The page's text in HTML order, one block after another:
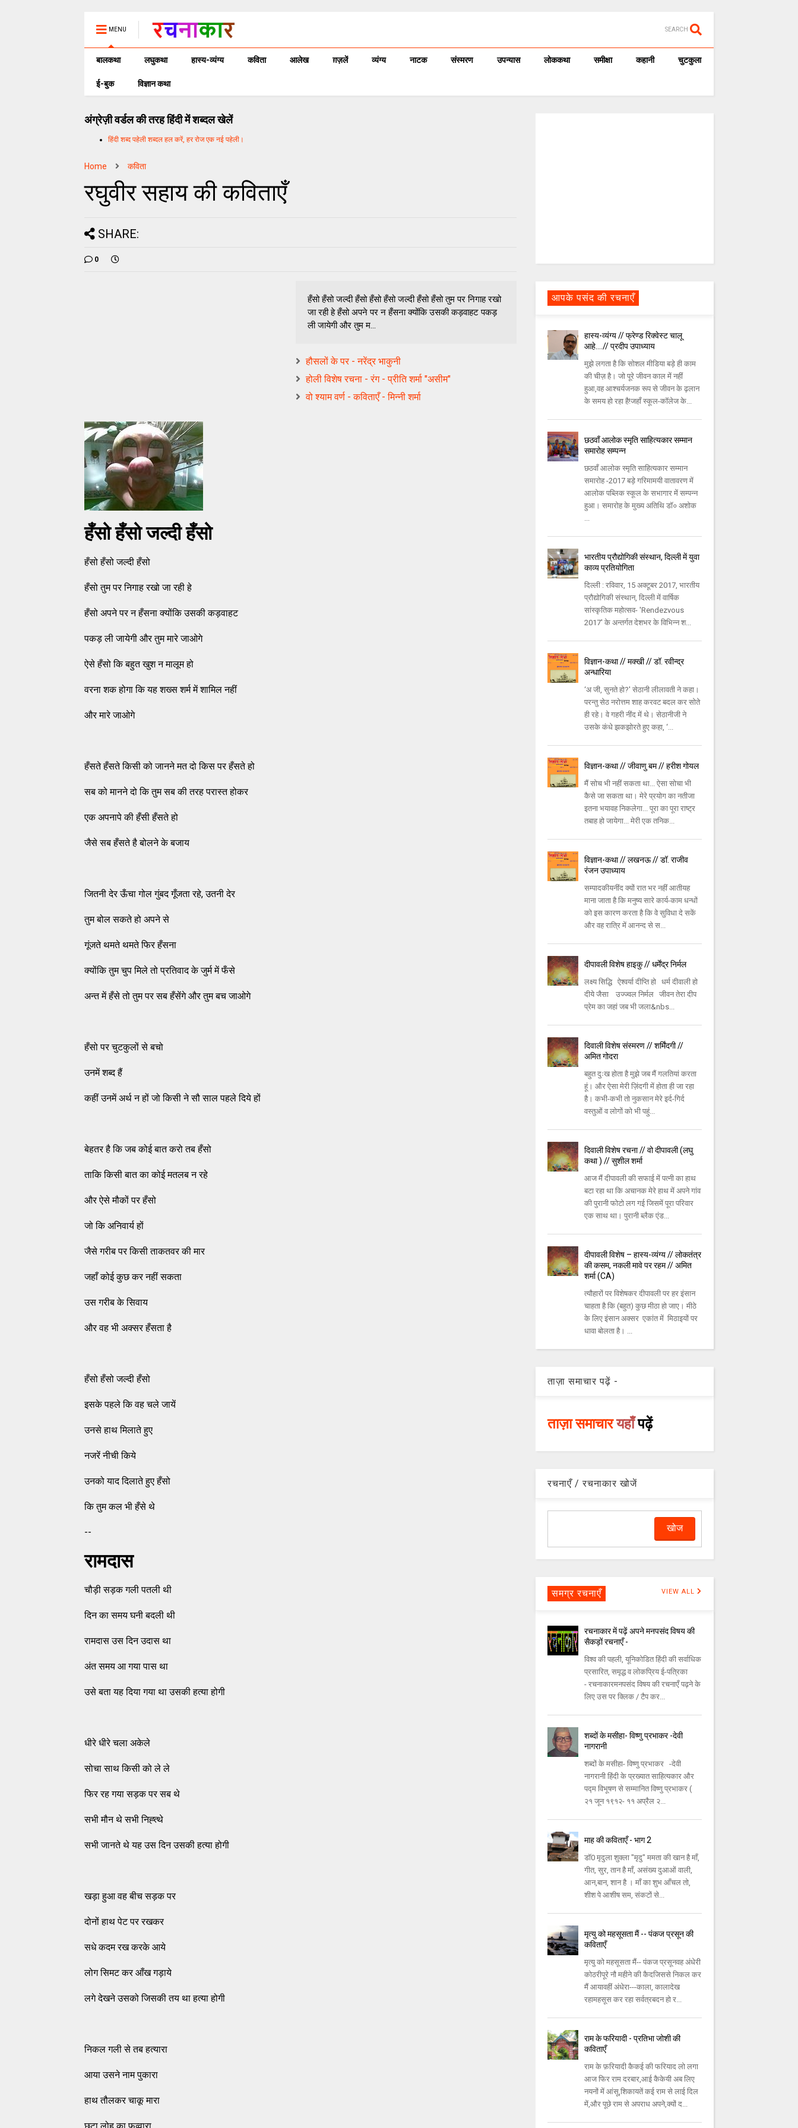
MENU SEARCH
बालकथा लघुकथा हास्य-व्यंग्य कविता आलेख ग़ज़लें व्यंग्य नाटक संस्मरण उपन्यास लोककथा समीक्षा कहानी चुटकुला
ई-बुक विज्ञान कथा
अंग्रेज़ी वर्डल की तरह हिंदी में शब्दल खेलें
हिंदी शब्द पहेली शब्दल हल करें, हर रोज एक नई पहेली।
Home कविता
रघुवीर सहाय की कविताएँ
SHARE:
0
हँसो हँसो जल्दी हँसो हँसो हँसो जल्दी हँसो हँसो तुम पर निगाह रखो
जा रही हे हँसो अपने पर न हँसना क्योंकि उसकी कड़वाहट पकड़
ली जायेगी और तुम म...
हौसलों के पर - नरेंद्र भाकुनी
होली विशेष रचना - रंग - प्रीति शर्मा "असीम"
वो श्याम वर्ण - कविताएँ - मिन्नी शर्मा
हँसो हँसो जल्दी हँसो
हँसो हँसो जल्दी हँसो
हँसो तुम पर निगाह रखो जा रही हे
हँसो अपने पर न हँसना क्योंकि उसकी कड़वाहट
पकड़ ली जायेगी और तुम मारे जाओगे
ऐसे हँसो कि बहुत खुश न मालूम हो
वरना शक होगा कि यह शख्स शर्म में शामिल नहीं
और मारे जाओगे
हँसते हँसते किसी को जानने मत दो किस पर हँसते हो
सब को मानने दो कि तुम सब की तरह परास्त होकर
एक अपनापे की हँसी हँसते हो
जैसे सब हँसते है बोलने के बजाय
जितनी देर ऊँचा गोल गुंबद गूँजता रहे, उतनी देर
तुम बोल सकते हो अपने से
गूंजते थमते थमते फिर हँसना
क्योंकि तुम चुप मिले तो प्रतिवाद के जुर्म में फँसे
अन्त में हँसे तो तुम पर सब हँसेंगे और तुम बच जाओगे
हँसो पर चुटकुलों से बचो
उनमें शब्द हैं
कहीं उनमें अर्थ न हों जो किसी ने सौ साल पहले दिये हों
बेहतर है कि जब कोई बात करो तब हँसो
ताकि किसी बात का कोई मतलब न रहे
और ऐसे मौकों पर हँसो
जो कि अनिवार्य हों
जैसे गरीब पर किसी ताकतवर की मार
जहाँ कोई कुछ कर नहीं सकता
उस गरीब के सिवाय
और वह भी अक्सर हँसता है
हँसो हँसो जल्दी हँसो
इसके पहले कि वह चले जायें
उनसे हाथ मिलाते हुए
नजरें नीची किये
उनको याद दिलाते हुए हँसो
कि तुम कल भी हँसे थे
--
रामदास
चौड़ी सड़क गली पतली थी
दिन का समय घनी बदली थी
रामदास उस दिन उदास था
अंत समय आ गया पास था
उसे बता यह दिया गया था उसकी हत्या होगी
धीरे धीरे चला अकेले
सोचा साथ किसी को ले ले
फिर रह गया सड़क पर सब थे
सभी मौन थे सभी निह्त्थे
सभी जानते थे यह उस दिन उसकी हत्या होगी
खड़ा हुआ वह बीच सड़क पर
दोनों हाथ पेट पर रखकर
सधे कदम रख करके आये
लोग सिमट कर आँख गड़ाये
लगे देखने उसको जिसकी तय था हत्या होगी
निकल गली से तब हत्यारा
आया उसने नाम पुकारा
हाथ तौलकर चाकू मारा
आपके पसंद की रचनाएँ
हास्य-व्यंग्य // फ्रेण्ड रिक्वेस्ट चालू
आहे….// प्रदीप उपाध्याय
मुझे लगता है कि सोशल मीडिया बड़े ही काम
की चीज़ है। जो पूरे जीवन काल में नहीं
हुआ,वह आश्चर्यजनक रूप से जीवन के ढ़लान
के समय हो रहा है!जहाँ स्कूल-कॉलेज के...
छठवाँ आलोक स्मृति साहित्यकार सम्मान
समारोह सम्पन्न
छठवाँ आलोक स्मृति साहित्यकार सम्मान
समारोह -2017 बड़े गरिमामयी वातावरण में
आलोक पब्लिक स्कूल के सभागार में सम्पन्न
हुआ। समारोह के मुख्य अतिथि डॉ० अशोक
...
भारतीय प्रौद्योगिकी संस्थान, दिल्ली में युवा
काव्य प्रतियोगिता
दिल्ली : रविवार, 15 अक्टूबर 2017, भारतीय
प्रौद्योगिकी संस्थान, दिल्ली में वार्षिक
सांस्कृतिक महोत्सव- 'Rendezvous
2017' के अन्तर्गत देशभर के विभिन्न श...
विज्ञान-कथा // मक्खी // डॉ. रवीन्द्र
अन्धारिया
‘अ जी, सुनते हो?' सेठानी लीलावती ने कहा।
परन्तु सेठ नरोत्तम शाह करवट बदल कर सोते
ही रहे। वे गहरी नींद में थे। सेठानीजी ने
उसके कंधे झकझोरते हुए कहा, ‘...
विज्ञान-कथा // जीवाणु बम // हरीश गोयल
मैं सोच भी नहीं सकता था... ऐसा सोचा भी
कैसे जा सकता था। मेरे प्रयोग का नतीजा
इतना भयावह निकलेगा... पूरा का पूरा राष्ट्र
तबाह हो जायेगा... मेरी एक तनिक...
विज्ञान-कथा // लखनऊ // डॉ. राजीव
रंजन उपाध्याय
सम्पादकीयनींद क्यों रात भर नहीं आतीयह
माना जाता है कि मनुष्य सारे कार्य-काम धन्धों
को इस कारण करता है कि वे सुविधा दे सकें
और वह रात्रि में आनन्द से स...
दीपावली विशेष हाइकु // धर्मेंद्र निर्मल
लक्ष्य सिद्धि ऐश्वर्या दीप्ति हो धर्म दीवाली हो
दीये जैसा उज्ज्वल निर्मल जीवन तेरा दीप
प्रेम का जहां जब भी जला&nbs...
दिवाली विशेष संस्मरण // शर्मिंदगी //
अमित गोदरा
बहुत दुःख होता है मुझे जब मैं गलतियां करता
हूं। और ऐसा मेरी ज़िंदगी में होता ही जा रहा
है। कभी-कभी तो नुकसान मेरे इर्द-गिर्द
वस्तुओं व लोगों को भी पहुं...
दिवाली विशेष रचना // वो दीपावली (लघु
कथा ) // सुशील शर्मा
आज मैं दीपावली की सफाई में पत्नी का हाथ
बटा रहा था कि अचानक मेरे हाथ में अपने गांव
की पुरानी फोटो लग गई जिसमें पूरा परिवार
एक साथ था। पुरानी ब्लैक एंड...
दीपावली विशेष – हास्य-व्यंग्य // लोकतंत्र
की कसम, नकली मावे पर रहम // अमित
शर्मा (CA)
त्यौहारों पर विशेषकर दीपावली पर हर इंसान
चाहता है कि (बहुत) कुछ मीठा हो जाए। मीठे
के लिए इंसान अक्सर एकांत में मिठाइयों पर
धावा बोलता है। ...
ताज़ा समाचार पढ़ें -
ताज़ा समाचारयहाँपढ़ें
रचनाएँ / रचनाकार खोजें
समग्र रचनाएँ VIEW ALL
रचनाकार में पढ़ें अपने मनपसंद विषय की
सैकड़ों रचनाएँ -
विश्व की पहली, यूनिकोडित हिंदी की सर्वाधिक
प्रसारित, समृद्ध व लोकप्रिय ई-पत्रिका
- रचनाकारमनपसंद विषय की रचनाएँ पढ़ने के
लिए उस पर क्लिक / टैप कर...
शब्दों के मसीहा- विष्णु प्रभाकर -देवी
नागरानी
शब्दों के मसीहा- विष्णु प्रभाकर -देवी
नागरानी हिंदी के प्रख्यात साहित्यकार और
पद्म विभूषण से सम्मानित विष्णु प्रभाकर (
२१ जून १९१२- ११ अप्रैल २...
माह की कविताएँ - भाग 2
डॉ0 मृदुला शुक्ला "मृदु" ममता की खान है माँ,
गीत, सुर, तान है माँ, असंख्य दुआओं वाली,
आन,बान, शान है । माँ का शुभ आँचल तो,
शीश पे आशीष सम, संकटों से...
मृत्यु को महसूसता मैं -- पंकज प्रसून की
कविताएँ
मृत्यु को महसूसता मैं-- पंकज प्रसूनवह अंधेरी
कोठरीपूरे नौ महीने की कैदजिससे निकल कर
मैं आयावहीं अंधेरा---काला, कालादेख
रहामहसूस कर रहा सर्वत्रबदन हो र...
राम के फरियादी - प्रतिभा जोशी की
कविताएँ
राम के फ़रियादी कैकई की फरियाद लो लगा
आज फिर राम दरबार,आई कैकेयी अब लिए
नयनों में आंसू,शिकायतें कई राम से लाई दिल
में,और पूछे राम से अपराध अपने,क्यों द...